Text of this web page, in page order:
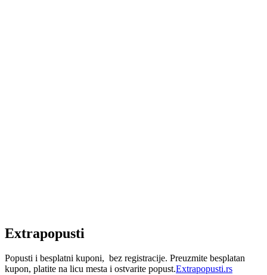
Extrapopusti
Popusti i besplatni kuponi, bez registracije. Preuzmite besplatan
kupon, platite na licu mesta i ostvarite popust.Extrapopusti.rs